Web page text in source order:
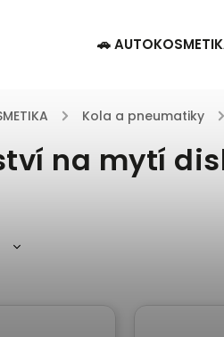
🚗
/ Kola a pneumatiky /
na mytí